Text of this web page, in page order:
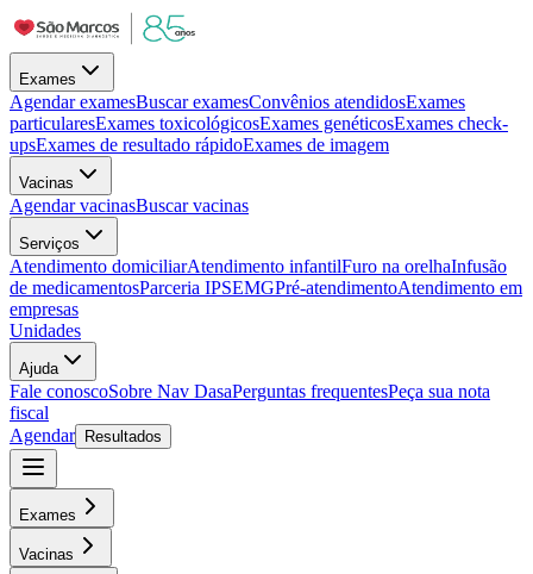
Exames
Agendar examesBuscar examesConvênios atendidosExames
particularesExames toxicológicosExames genéticosExames check-
upsExames de resultado rápidoExames de imagem
Vacinas
Agendar vacinasBuscar vacinas
Serviços
Atendimento domiciliarAtendimento infantilFuro na orelhaInfusão
de medicamentosParceria IPSEMGPré-atendimentoAtendimento em
empresas
Unidades
Ajuda
Fale conoscoSobre Nav DasaPerguntas frequentesPeça sua nota
fiscal
Agendar
Resultados
Exames
Vacinas